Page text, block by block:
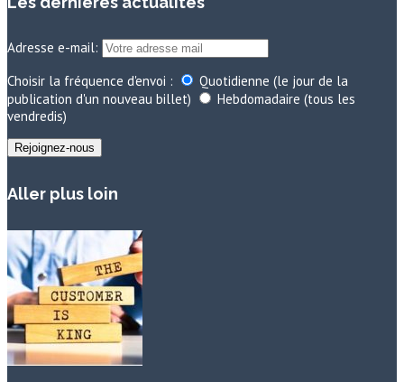
Adresse e-mail:
Choisir la fréquence d'envoi :
Quotidienne (le jour de la
publication d'un nouveau billet)
Hebdomadaire (tous les
vendredis)
Aller plus loin